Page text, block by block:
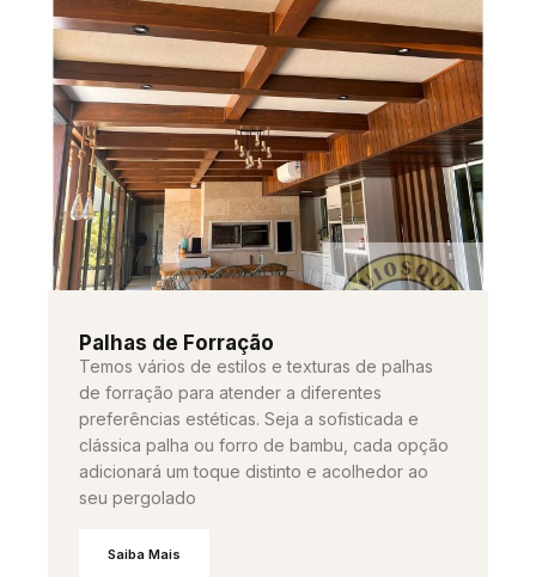
Palhas de Forração
Temos vários de estilos e texturas de palhas
de forração para atender a diferentes
preferências estéticas. Seja a sofisticada e
clássica palha ou forro de bambu, cada opção
adicionará um toque distinto e acolhedor ao
seu pergolado
Saiba Mais